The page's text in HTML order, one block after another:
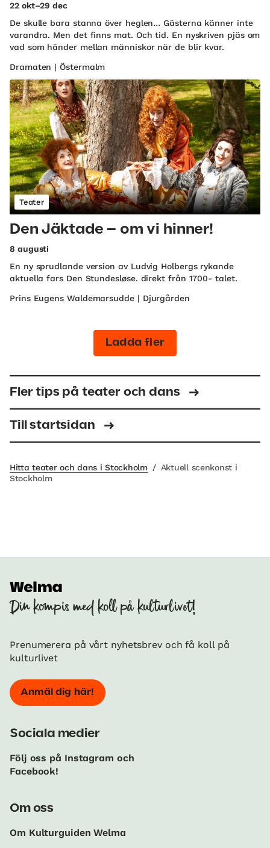
22 okt–29 dec
De skulle bara stanna över heglen… Gästerna känner inte
varandra. Men det finns mat. Och tid. En nyskriven pjäs om
vad som händer mellan människor när de blir kvar.
Dramaten | Östermalm
Teater
Den Jäktade – om vi hinner!
8 augusti
En ny sprudlande version av Ludvig Holbergs rykande
aktuella fars Den Stundesløse. direkt från 1700- talet.
Prins Eugens Waldemarsudde | Djurgården
Ladda fler
Fler tips på teater och dans
Till startsidan
Hitta teater och dans i Stockholm / Aktuell scenkonst i
Stockholm
Din kompis med koll på kulturlivet!
Prenumerera på vårt nyhetsbrev och få koll på
kulturlivet
Anmäl dig här!
Sociala medier
Följ oss på Instagram och
Facebook!
Om oss
Om Kulturguiden Welma